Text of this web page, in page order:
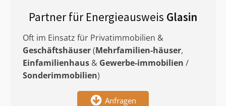
Partner für Energieausweis Glasin
Oft im Einsatz für Privatimmobilien &
Geschäftshäuser(Mehrfamilien-häuser,
Einfamilienhaus & Gewerbe-immobilien /
Sonderimmobilien)
Anfragen